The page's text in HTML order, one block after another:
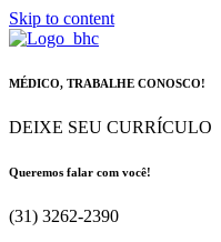
Skip to content
MÉDICO, TRABALHE CONOSCO!
DEIXE SEU CURRÍCULO
Queremos falar com você!
(31) 3262-2390